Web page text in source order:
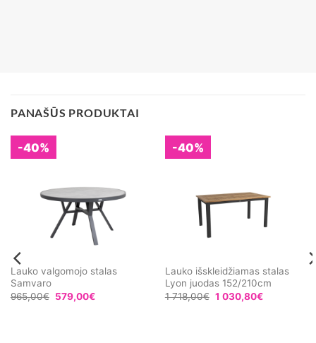
PANAŠŪS PRODUKTAI
-40%
Lauko valgomojo stalas
Samvaro
965,00€ 579,00€
-40%
Lauko išskleidžiamas stalas
Lyon juodas 152/210cm
1 718,00€ 1 030,80€